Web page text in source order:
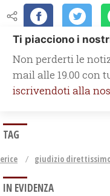
Ti piacciono i
Non perderti le
mail alle 19.00 con
iscrivendoti alla
TAG
erice giudizio
IN EVIDENZA